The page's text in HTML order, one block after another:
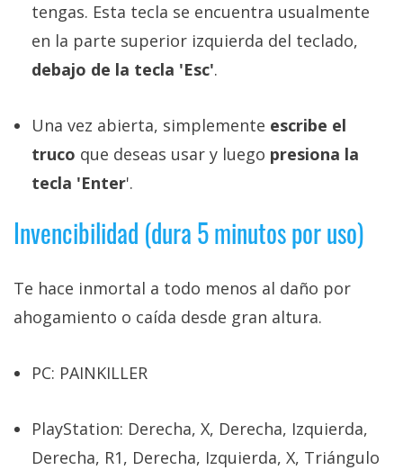
El medio de
comunicación
digital donde
encontrarás
tecnología,
móviles,
ordenadores,
informática,
comparativas,
trucos y
El Grupo
(CC) 2006-
reservados.
tengas. Esta tecla se encuentra usualmente
en la parte superior izquierda del teclado,
debajo de la tecla 'Esc'.
Una vez abierta, simplemente escribe el
truco que deseas usar y luego presiona la
tecla 'Enter'.
Invencibilidad (dura 5 minutos por uso)
Te hace inmortal a todo menos al daño por
ahogamiento o caída desde gran altura.
PC: PAINKILLER
PlayStation: Derecha, X, Derecha, Izquierda,
Derecha, R1, Derecha, Izquierda, X, Triángulo